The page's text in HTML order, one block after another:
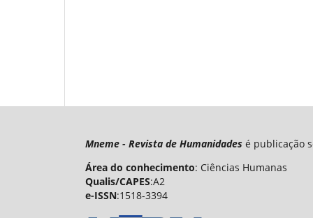
Mneme - Revista de Humanidades é publicação
Área do conhecimento: Ciências Humanas
Qualis/CAPES:A2
e-ISSN:1518-3394